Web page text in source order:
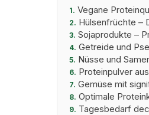
1. Vegane
2. Hülsenfrüchte –
3. Sojaprodukte –
4. Getreide und
5. Nüsse und
6. Proteinpulver
7. Gemüse mit
8. Optimale
9. Tagesbedarf